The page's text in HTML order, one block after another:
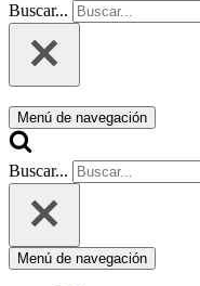
Buscar...
Menú de navegación
Buscar...
Menú de navegación